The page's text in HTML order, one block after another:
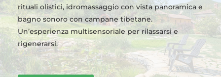
rituali olistici, idromassaggio con vista panoramica e
bagno sonoro con campane tibetane.
Un’esperienza multisensoriale per rilassarsi e
rigenerarsi.